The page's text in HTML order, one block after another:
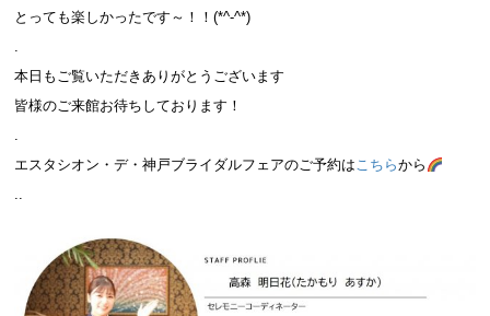
とっても楽しかったです～！！(*^-^*)
.
本日もご覧いただきありがとうございます
皆様のご来館お待ちしております！
.
エスタシオン・デ・神戸ブライダルフェアのご予約はこちらから
..